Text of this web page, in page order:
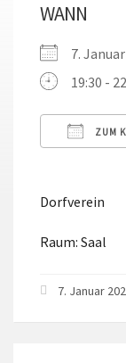
WANN
7.
19:30 -
ZUM
Dorfverein
Raum: Saal
7. Januar